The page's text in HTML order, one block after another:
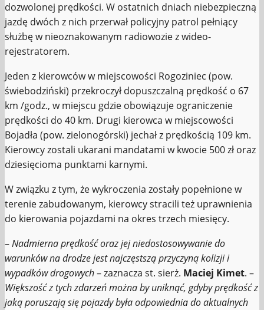
dozwolonej prędkości. W ostatnich dniach niebezpieczną
jazdę dwóch z nich przerwał policyjny patrol pełniący
służbę w nieoznakowanym radiowozie z wideo-
rejestratorem.
Jeden z kierowców w miejscowości Rogoziniec (pow.
świebodziński) przekroczył dopuszczalną prędkość o 67
km /godz., w miejscu gdzie obowiązuje ograniczenie
prędkości do 40 km. Drugi kierowca w miejscowości
Bojadła (pow. zielonogórski) jechał z prędkością 109 km.
Kierowcy zostali ukarani mandatami w kwocie 500 zł oraz
dziesięcioma punktami karnymi.
W związku z tym, że wykroczenia zostały popełnione w
terenie zabudowanym, kierowcy stracili też uprawnienia
do kierowania pojazdami na okres trzech miesięcy.
–Nadmierna prędkość oraz jej niedostosowywanie do
warunków na drodze jest najczęstszą przyczyną kolizji i
wypadków drogowych– zaznacza st. sierż. Maciej Kimet. –
Większość z tych zdarzeń można by uniknąć, gdyby prędkość z
jaką poruszają się pojazdy była odpowiednia do aktualnych